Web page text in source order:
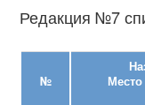
Редакция №7
№
Место